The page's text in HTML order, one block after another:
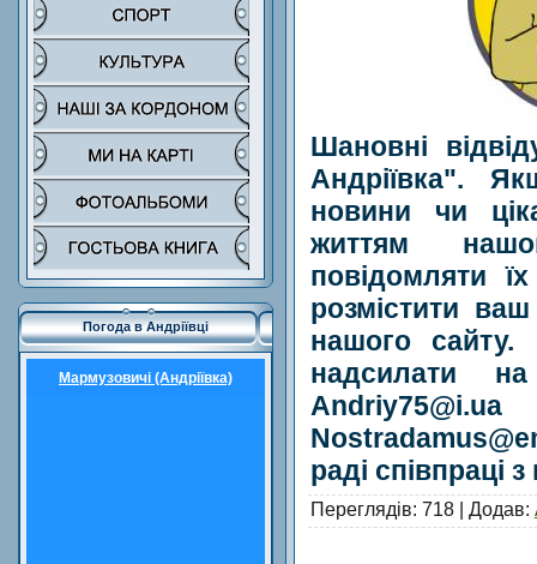
Погода в Андріївці
Мармузовичі (Андріївка)
Шановні
Андріївка".
новини чи
життям
повідомляти
розмістити
нашого
надсилати
раді співпраці
Переглядів: 718 | Додав: